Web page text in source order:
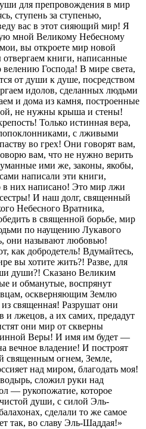
для препровождения в мир
ступень за ступенью,
вас в этот сияющий мир! Я
мной Великому Небесному
вы откроете мир новой
книги, написанные
Господа! В мире света,
от души к душе, посредством
идолов, сделанных людьми
и дома из камня, построенные
не нужны крыша и стены!
Только истинная вера,
с лживыми
во грех! Они говорят вам,
вам, что не нужно верить
ими же, законы, якобы,
написали эти книги,
них написано! Это мир лжи
И наш долг, священный
Небесного Вратника,
в священной борьбе, мир
по наущению Лукавого
они называют любовью!
как добродетель! Вдумайтесь,
вы хотите жить?! Разве, для
души?! Сказано Великим
и обманутые, воспрянут
оскверняющим Землю
священная! Разрушат они
лжецов, а их самих, предадут
они мир от скверны
Веры! И имя им будет —
вечное владение! И построят
священным огнем, Земле,
над миром, благодать моя!
сложил руки над
— рукопожатие, которое
души, с силой Эль-
сделали то же самое
так, во славу Эль-Шаддая!»